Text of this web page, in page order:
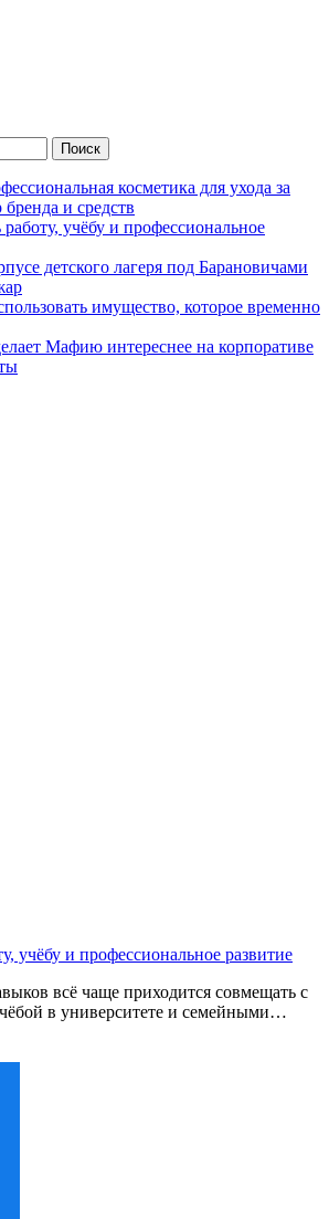
косметика для ухода за
и средств
учёбу и профессиональное
детского лагеря под Барановичами
имущество, которое временно
Мафию интереснее на корпоративе
учёбу и профессиональное развитие
всё чаще приходится совмещать с
в университете и семейными…